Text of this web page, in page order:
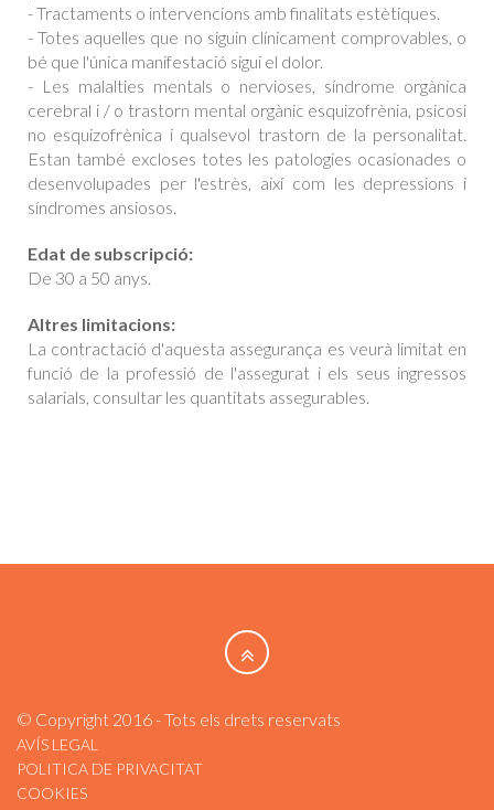
- Tractaments o intervencions amb finalitats estètiques.
- Totes aquelles que no siguin clínicament comprovables, o
bé que l'única manifestació sigui el dolor.
- Les malalties mentals o nervioses, síndrome orgànica
cerebral i / o trastorn mental orgànic esquizofrènia, psicosi
no esquizofrènica i qualsevol trastorn de la personalitat.
Estan també excloses totes les patologies ocasionades o
desenvolupades per l'estrès, així com les depressions i
síndromes ansiosos.
Edat de subscripció:
De 30 a 50 anys.
Altres limitacions:
La contractació d'aquesta assegurança es veurà limitat en
funció de la professió de l'assegurat i els seus ingressos
salarials, consultar les quantitats assegurables.
© Copyright 2016 - Tots els drets reservats
AVÍS LEGAL
POLITICA DE PRIVACITAT
COOKIES